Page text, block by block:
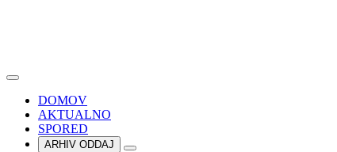
DOMOV
AKTUALNO
SPORED
ARHIV ODDAJ